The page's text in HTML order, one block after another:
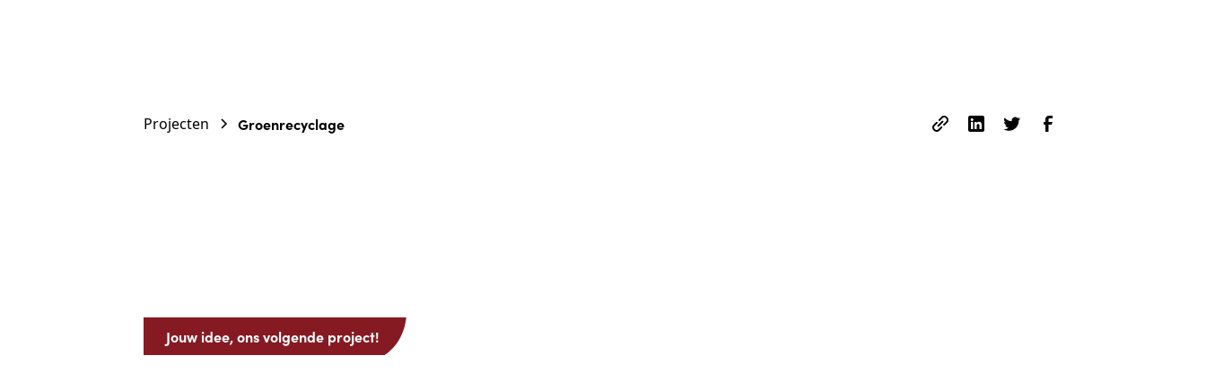
Projecten Groenrecyclage
Jouw idee, ons volgende project!